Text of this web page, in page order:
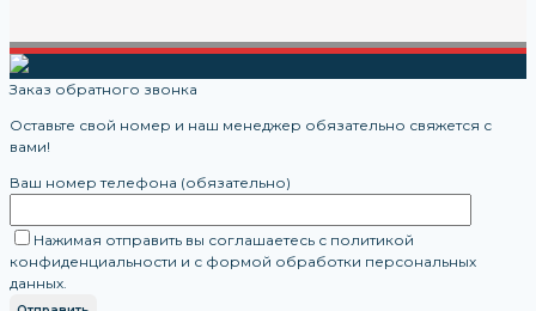
Заказ обратного звонка
Оставьте свой номер и наш менеджер обязательно свяжется с
вами!
Ваш номер телефона (обязательно)
Нажимая отправить вы соглашаетесь с политикой
конфиденциальности и с формой обработки персональных
данных.